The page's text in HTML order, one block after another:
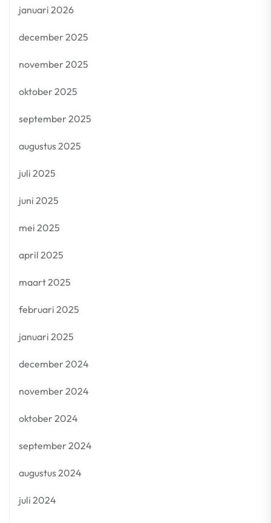
januari 2026
december 2025
november 2025
oktober 2025
september 2025
augustus 2025
juli 2025
juni 2025
mei 2025
april 2025
maart 2025
februari 2025
januari 2025
december 2024
november 2024
oktober 2024
september 2024
augustus 2024
juli 2024